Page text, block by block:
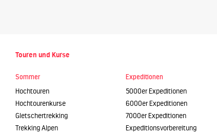
Touren und Kurse
Sommer
Hochtouren
Hochtourenkurse
Gletschertrekking
Trekking Alpen
Expeditionen
5000er Expeditionen
6000er Expeditionen
7000er Expeditionen
Expeditionsvorbereitung